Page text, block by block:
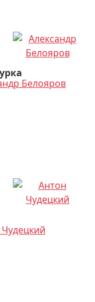
Белояров